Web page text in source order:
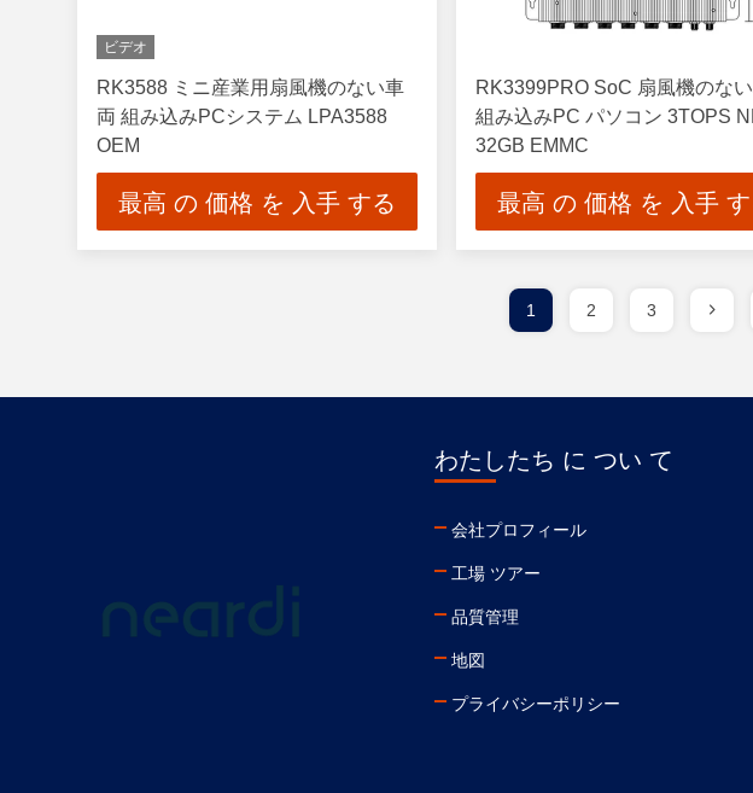
ビデオ
RK3588 ミニ産業用扇風機のない車
両 組み込みPCシステム LPA3588
OEM
最高 の 価格 を 入手 する
RK3399PRO SoC 扇風機のな
組み込みPC パソコン 3TOPS
32GB EMMC
最高 の 価格 を 入手 す
1 2 3
わたしたち に つい て
会社プロフィール
工場 ツアー
品質管理
地図
プライバシーポリシー